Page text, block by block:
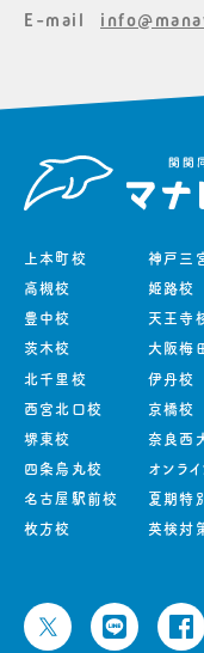
E-mail
上本町校
高槻校
豊中校
茨木校
北千里校
西宮北口校
堺東校
四条烏丸校
名古屋駅前校
枚方校
神戸三
姫路校
天王寺
大阪梅
伊丹校
京橋校
奈良西
オンラ
夏期特
英検対